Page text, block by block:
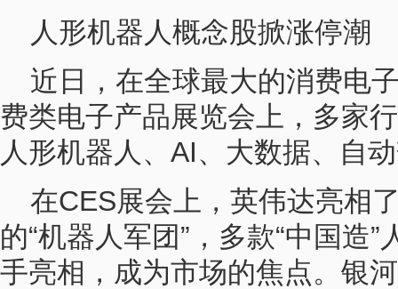
人形机器人概念股掀涨停潮
近日，在全球最大的消费电
费类电子产品展览会上，多家
人形机器人、AI、大数据、自
在CES展会上，英伟达亮相
的“机器人军团”，多款“中国造
手亮相，成为市场的焦点。银